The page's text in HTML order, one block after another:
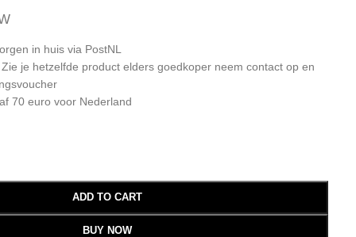
in huis via PostNL
je hetzelfde product elders goedkoper neem contact op en
70 euro voor Nederland
ADD TO CART
BUY NOW